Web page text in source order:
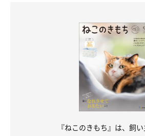
『ねこのきもち』は、飼